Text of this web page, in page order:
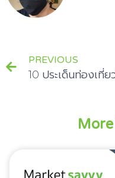
PREVIOUS